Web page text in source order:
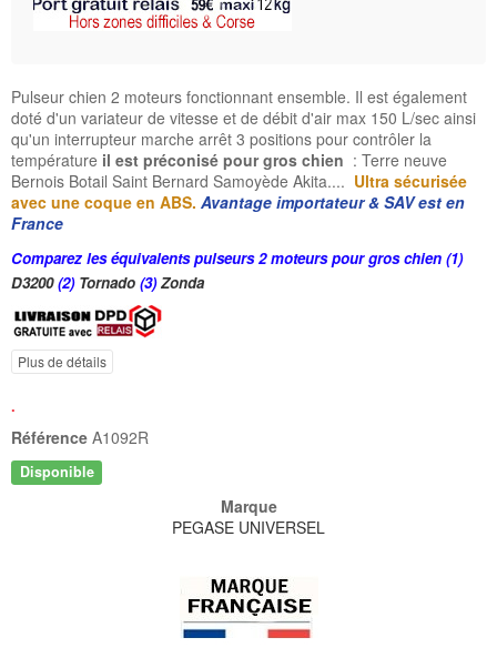
Pulseur chien 2 moteurs fonctionnant ensemble. Il est également
doté d'un variateur de vitesse et de débit d'air max 150 L/sec ainsi
qu'un interrupteur marche arrêt 3 positions pour contrôler la
température il est préconisé pour gros chien : Terre neuve
Bernois Botail Saint Bernard Samoyède Akita.... Ultra sécurisée
avec une coque en ABS. Avantage importateur & SAV est en
France
Comparez les équivalents pulseurs 2 moteurs pour gros chien (1)
D3200(2) Tornado (3)Zonda
Plus de détails
.
Référence A1092R
Disponible
Marque
PEGASE UNIVERSEL